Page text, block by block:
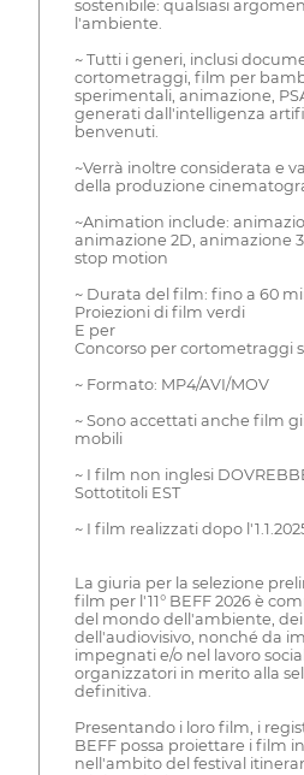
sostenibile: qualsiasi
l'ambiente.
~ Tutti i generi, inclusi
cortometraggi, film per
sperimentali, animazione,
generati dall'intelligenza
benvenuti.
~Verrà inoltre considerata e
della produzione
~Animation include:
animazione 2D, animazione
stop motion
~ Durata del film: fino a 60
Proiezioni di film verdi
E per
Concorso per cortometraggi
~ Formato: MP4/AVI/MOV
~ Sono accettati anche film
mobili
~ I film non inglesi
Sottotitoli EST
~ I film realizzati dopo
La giuria per la selezione
film per l'11° BEFF 2026 è
del mondo dell'ambiente,
dell'audiovisivo, nonché da
impegnati e/o nel lavoro
organizzatori in merito alla
definitiva.
Presentando i loro film, i
BEFF possa proiettare i film
nell'ambito del festival